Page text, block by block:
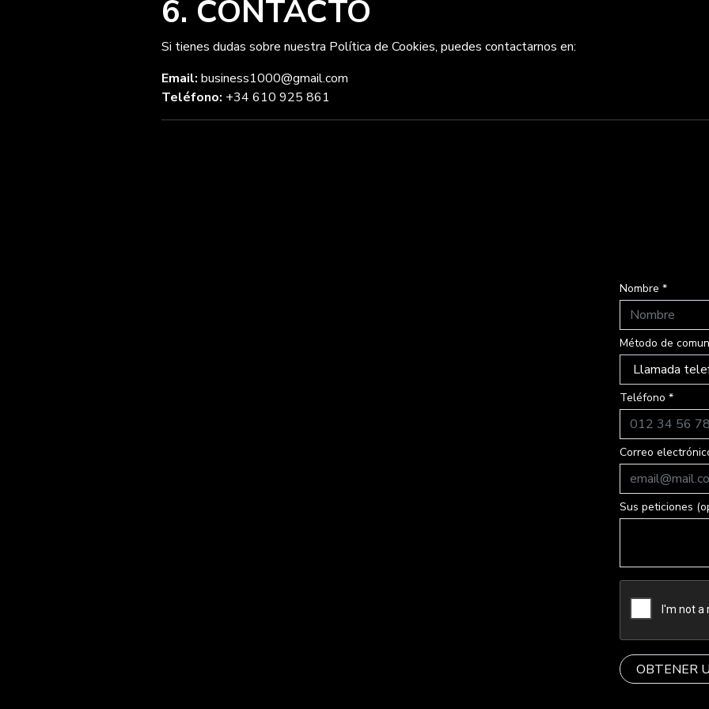
6. CONTACTO
Si tienes dudas sobre nuestra Política de Cookies, puedes contactarnos en:
Email: business1000@gmail.com
Teléfono: +34 610 925 861
Nombre *
Método de
Teléfono *
Correo
Sus peticiones